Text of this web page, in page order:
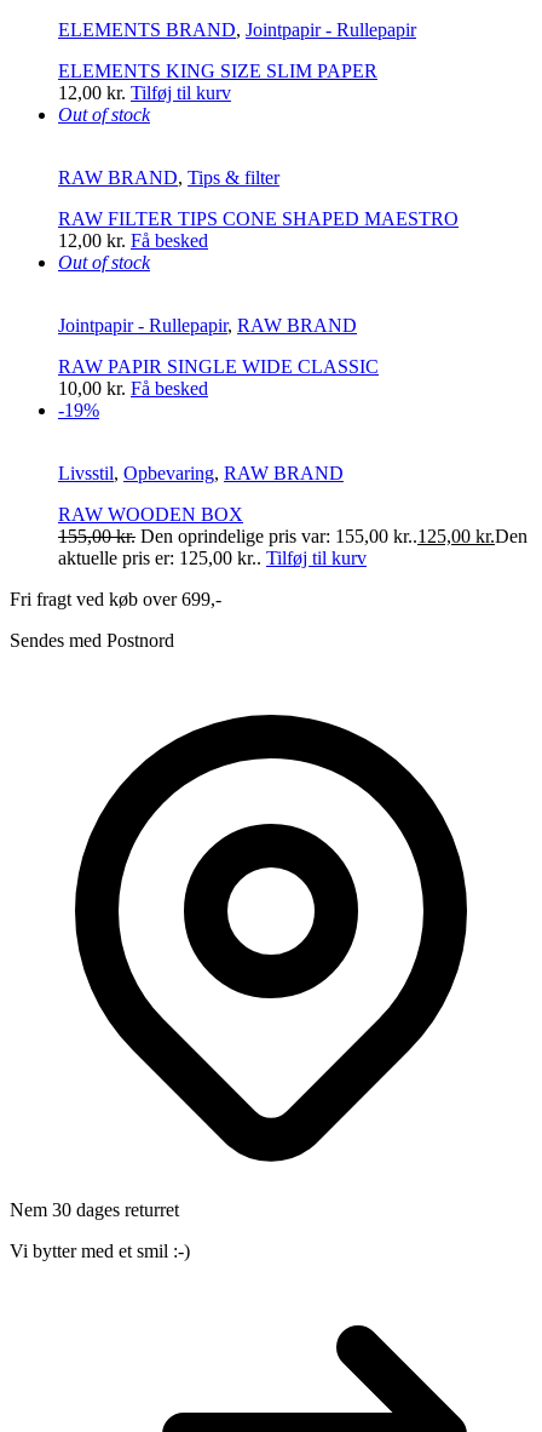
ELEMENTS BRAND, Jointpapir - Rullepapir
ELEMENTS KING SIZE SLIM PAPER
12,00 kr. Tilføj til kurv
Out of stock
RAW BRAND, Tips & filter
RAW FILTER TIPS CONE SHAPED MAESTRO
12,00 kr. Få besked
Out of stock
Jointpapir - Rullepapir, RAW BRAND
RAW PAPIR SINGLE WIDE CLASSIC
10,00 kr. Få besked
-19%
Livsstil, Opbevaring, RAW BRAND
RAW WOODEN BOX
155,00kr. Den oprindelige pris var: 155,00 kr..125,00 kr.Den
aktuelle pris er: 125,00 kr.. Tilføj til kurv
Fri fragt ved køb over 699,-
Sendes med Postnord
Nem 30 dages returret
Vi bytter med et smil :-)